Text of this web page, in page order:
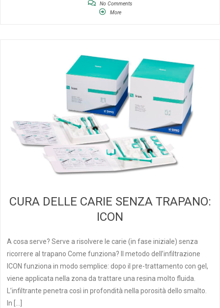
No Comments
More
CURA DELLE CARIE SENZA TRAPANO:
ICON
A cosa serve? Serve a risolvere le carie (in fase iniziale) senza
ricorrere al trapano Come funziona? Il metodo dell’infiltrazione
ICON funziona in modo semplice: dopo il pre-trattamento con gel,
viene applicata nella zona da trattare una resina molto fluida.
L’infiltrante penetra così in profondità nella porosità dello smalto.
In […]